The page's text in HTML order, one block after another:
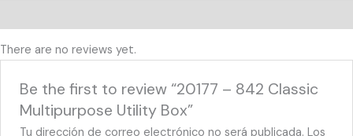
There are no reviews yet.
Be the first to review “20177 – 842 Classic
Multipurpose Utility Box”
Tu dirección de correo electrónico no será publicada. Los